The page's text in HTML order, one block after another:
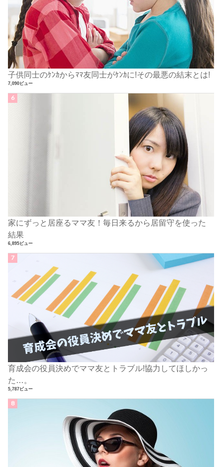
子供同士のｹﾝｶからﾏﾏ友同士がｹﾝｶに!その最悪の結末とは!
7,090ビュー
家にずっと居座るママ友！毎日来るから居留守を使った
結果
6,895ビュー
育成会の役員決めでママ友とトラブル!協力してほしかっ
た…。
5,787ビュー